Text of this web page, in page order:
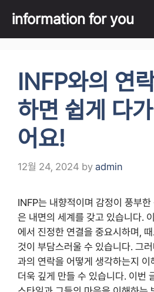
content
information for you
INFP와의 연
하면 쉽게 다
어요!
12월 24, 2024 by admin
INFP는 내향적이며 감정이 풍부
은 내면의 세계를 갖고 있습니다.
에서 진정한 연결을 중요시하며,
것이 부담스러울 수 있습니다. 그
과의 연락을 어떻게 생각하는지
더욱 깊게 만들 수 있습니다. 이번